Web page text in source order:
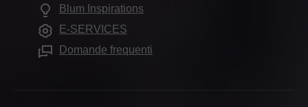
Altri prodotti
Attrezzi di lavorazione
Domande frequenti
Fiere
Blum Inspirations
E-SERVICES
Domande frequenti